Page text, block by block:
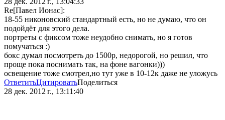
Re[Павел Ионас]:
18-55 никоновский стандартный есть, но не думаю, что он
подойдёт для этого дела.
портреты с фиксом тоже неудобно снимать, но я готов
помучаться :)
бокс думал посмотреть до 1500р, недорогой, но решил, что
проще пока поснимать так, на фоне вагонки)))
освещение тоже смотрел,но тут уже в 10-12к даже не уложусь
ОтветитьЦитироватьПоделиться
28 дек. 2012 г., 13:11:40